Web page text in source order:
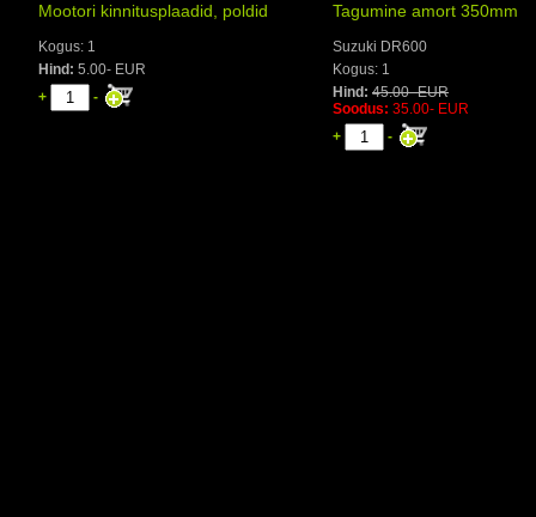
Mootori kinnitusplaadid, poldid
Kogus: 1
Hind: 5.00- EUR
+
-
Tagumine amort 350mm
Suzuki DR600
Kogus: 1
Hind: 45.00- EUR
Soodus: 35.00- EUR
+
-